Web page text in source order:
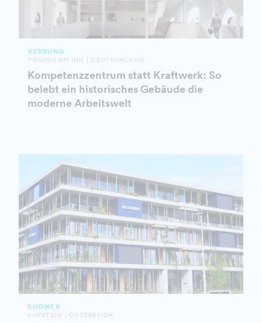
VERBUND
TÖGING AM INN | DEUTSCHLAND
Kompetenzzentrum statt Kraftwerk: So
belebt ein historisches Gebäude die
moderne Arbeitswelt
BODNER
KUFSTEIN | ÖSTERREICH